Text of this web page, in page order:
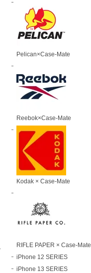
Pelican×Case-Mate
Reebok×Case-Mate
Kodak × Case-Mate
RIFLE PAPER × Case-Mate
iPhone 12 SERIES
iPhone 13 SERIES